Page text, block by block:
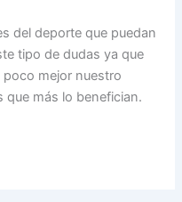
del deporte que puedan
tipo de dudas ya que
mejor nuestro
que más lo benefician.